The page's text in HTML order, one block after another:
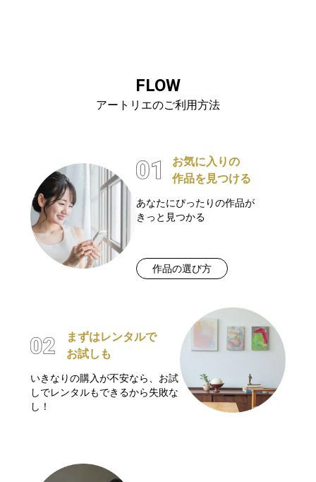
FLOW
アートリエのご利用方法
お気に入りの
作品を見つける
あなたにぴったりの作品が
きっと見つかる
作品の選び方
まずはレンタルで
お試しも
いきなりの購入が不安なら、お試
しでレンタルもできるから失敗な
し！